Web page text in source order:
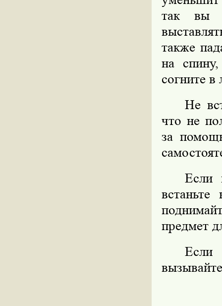
так вы
также
на
согните
Не
что не
за
Если
предмет
Если